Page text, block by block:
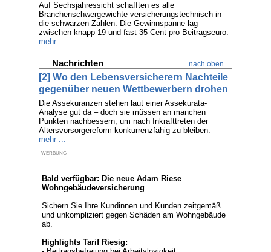
Auf Sechsjahressicht schafften es alle
Branchenschwergewichte versicherungstechnisch in
die schwarzen Zahlen. Die Gewinnspanne lag
zwischen knapp 19 und fast 35 Cent pro Beitragseuro.
mehr ...
Nachrichten nach oben
[2] Wo den Lebensversicherern Nachteile
gegenüber neuen Wettbewerbern drohen
Die Assekuranzen stehen laut einer Assekurata-
Analyse gut da – doch sie müssen an manchen
Punkten nachbessern, um nach Inkrafttreten der
Altersvorsorgereform konkurrenzfähig zu bleiben.
mehr ...
WERBUNG
Bald verfügbar: Die neue Adam Riese
Wohngebäudeversicherung
Sichern Sie Ihre Kundinnen und Kunden zeitgemäß
und unkompliziert gegen Schäden am Wohngebäude
ab.
Highlights Tarif Riesig: